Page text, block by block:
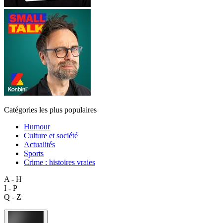
Catégories les plus populaires
Humour
Culture et société
Actualités
Sports
Crime : histoires vraies
A - H
I - P
Q - Z